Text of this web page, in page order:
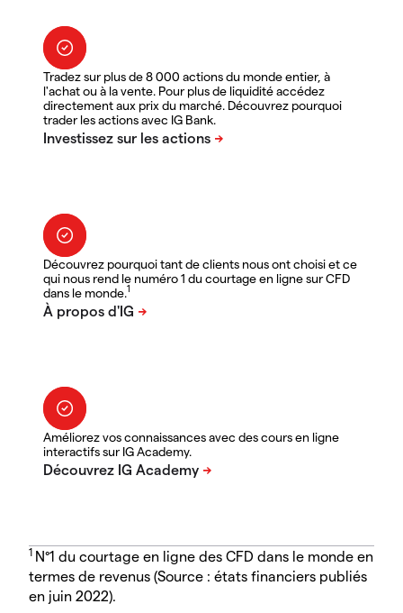
Tradez sur plus de 8 000 actions du monde entier, à
l'achat ou à la vente. Pour plus de liquidité accédez
directement aux prix du marché. Découvrez pourquoi
trader les actions avec IG Bank.
Découvrez pourquoi tant de clients nous ont choisi et ce
qui nous rend le numéro 1 du courtage en ligne sur CFD
dans le monde.1
Améliorez vos connaissances avec des cours en ligne
interactifs sur IG Academy.
1 N°1 du courtage en ligne des CFD dans le monde en
termes de revenus (Source : états financiers publiés
en juin 2022).